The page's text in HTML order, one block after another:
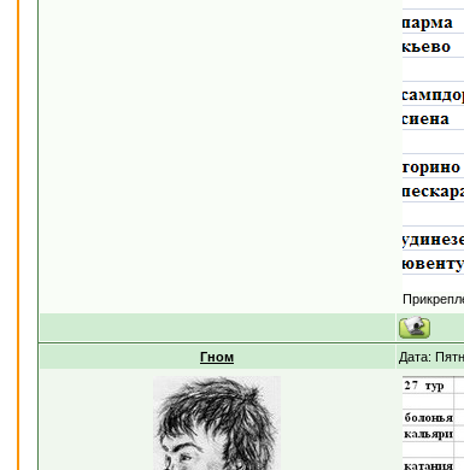
Гном Дата: